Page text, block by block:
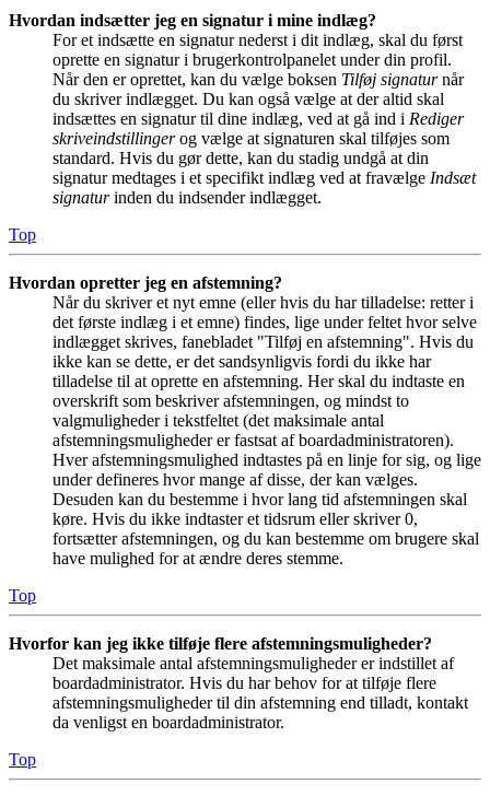
Hvordan indsætter jeg en signatur i mine indlæg?
For et indsætte en signatur nederst i dit indlæg, skal du først
oprette en signatur i brugerkontrolpanelet under din profil.
Når den er oprettet, kan du vælge boksen Tilføj signaturnår
du skriver indlægget. Du kan også vælge at der altid skal
indsættes en signatur til dine indlæg, ved at gå ind i Rediger
skriveindstillingerog vælge at signaturen skal tilføjes som
standard. Hvis du gør dette, kan du stadig undgå at din
signatur medtages i et specifikt indlæg ved at fravælge Indsæt
signaturinden du indsender indlægget.
Top
Hvordan opretter jeg en afstemning?
Når du skriver et nyt emne (eller hvis du har tilladelse: retter i
det første indlæg i et emne) findes, lige under feltet hvor selve
indlægget skrives, fanebladet "Tilføj en afstemning". Hvis du
ikke kan se dette, er det sandsynligvis fordi du ikke har
tilladelse til at oprette en afstemning. Her skal du indtaste en
overskrift som beskriver afstemningen, og mindst to
valgmuligheder i tekstfeltet (det maksimale antal
afstemningsmuligheder er fastsat af boardadministratoren).
Hver afstemningsmulighed indtastes på en linje for sig, og lige
under defineres hvor mange af disse, der kan vælges.
Desuden kan du bestemme i hvor lang tid afstemningen skal
køre. Hvis du ikke indtaster et tidsrum eller skriver 0,
fortsætter afstemningen, og du kan bestemme om brugere skal
have mulighed for at ændre deres stemme.
Top
Hvorfor kan jeg ikke tilføje flere afstemningsmuligheder?
Det maksimale antal afstemningsmuligheder er indstillet af
boardadministrator. Hvis du har behov for at tilføje flere
afstemningsmuligheder til din afstemning end tilladt, kontakt
da venligst en boardadministrator.
Top